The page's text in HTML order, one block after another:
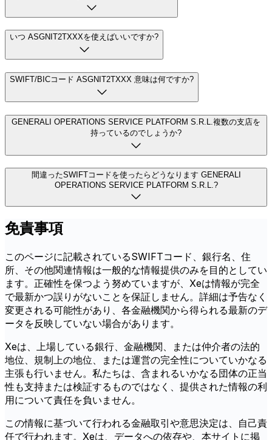
いつ ASGNIT2TXXXを使えばいいですか?
SWIFT/BICコード ASGNIT2TXXX 意味は何ですか?
GENERALI OPERATIONS SERVICE PLATFORM S.R.L.複数の支店を
持っているのでしょうか?
間違ったSWIFTコードを使ったらどうなります GENERALI
OPERATIONS SERVICE PLATFORM S.R.L.?
免責事項
このページに記載されているSWIFTコード、銀行名、住
所、その他関連情報は一般的な情報提供のみを目的としてい
ます。正確性を保つよう努めていますが、Xeは情報が完全
で最新かつ誤りがないことを保証しません。詳細は予告なく
変更される可能性があり、各金融機関から得られる最新のデ
ータを反映していない場合があります。
Xeは、上場している銀行、金融機関、または仲介者の法的
地位、規制上の地位、または運営の完全性についていかなる
主張も行いません。私たちは、含まれるいかなる団体の正当
性も支持または検証するものではなく、提供された情報の利
用について責任を負いません。
この情報に基づいて行われる金融取引や意思決定は、自己責
任で行われます。Xeは、データへの依存や、本サイトに掲